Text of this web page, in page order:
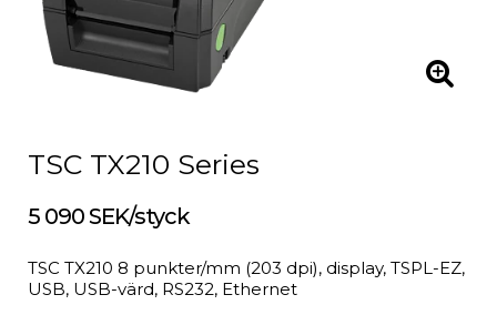
TSC TX210 Series
5 090 SEK/styck
TSC TX210 8 punkter/mm (203 dpi), display, TSPL-EZ,
USB, USB-värd, RS232, Ethernet